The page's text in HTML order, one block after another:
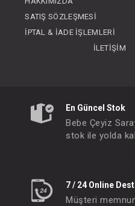
SATIŞ SÖZLEŞMESI
İPTAL & İADE İŞLEMLERI
İLETIŞIM
En Güncel Stok
Bebe Çeyiz
stok ile yolda
7 / 24 Online
Müşteri